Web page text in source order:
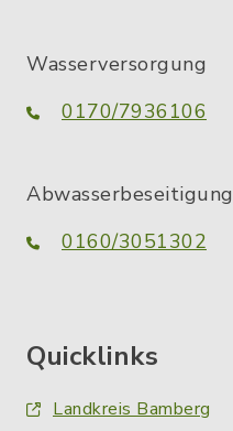
Wasserversorgung
0170/7936106
Abwasserbeseitigung
0160/3051302
Quicklinks
Landkreis Bamberg